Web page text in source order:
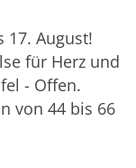
17. August!
für Herz und
- Offen.
von 44 bis 66